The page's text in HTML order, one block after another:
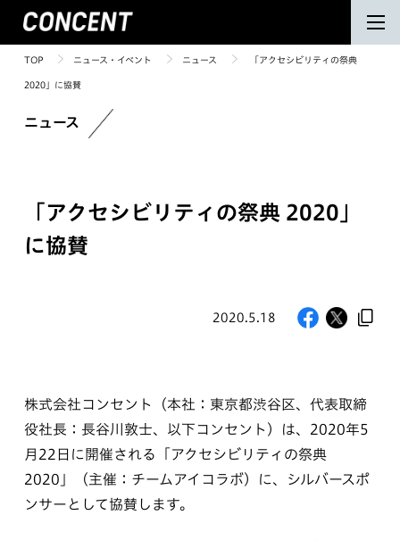
TOP ニュース・イベント ニュース 「アクセシビリティの祭典
2020」に協賛
ニュース
「アクセシビリティの祭典 2020」
に協賛
2020.5.18
株式会社コンセント（本社：東京都渋谷区、代表取締
役社長：長谷川敦士、以下コンセント）は、2020年5
月22日に開催される「アクセシビリティの祭典
2020」（主催：チームアイコラボ）に、シルバースポ
ンサーとして協賛します。